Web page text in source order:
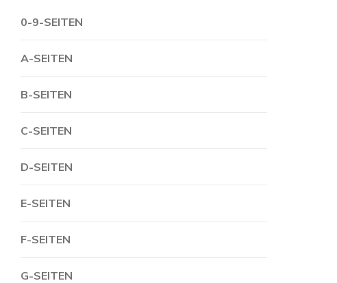
0-9-SEITEN
A-SEITEN
B-SEITEN
C-SEITEN
D-SEITEN
E-SEITEN
F-SEITEN
G-SEITEN